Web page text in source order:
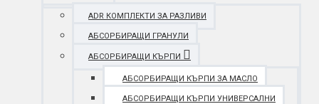
ADR КОМПЛЕКТИ ЗА РАЗЛИВИ
АБСОРБИРАЩИ ГРАНУЛИ
АБСОРБИРАЩИ КЪРПИ
АБСОРБИРАЩИ КЪРПИ ЗА МАСЛО
АБСОРБИРАЩИ КЪРПИ УНИВЕРСАЛНИ